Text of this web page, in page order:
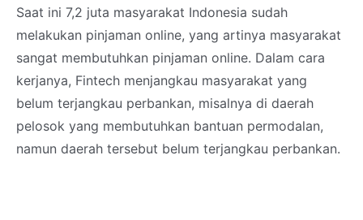
Saat ini 7,2 juta masyarakat Indonesia sudah
melakukan pinjaman online, yang artinya masyarakat
sangat membutuhkan pinjaman online. Dalam cara
kerjanya, Fintech menjangkau masyarakat yang
belum terjangkau perbankan, misalnya di daerah
pelosok yang membutuhkan bantuan permodalan,
namun daerah tersebut belum terjangkau perbankan.